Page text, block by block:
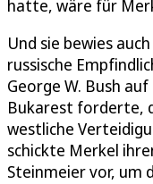
hatte, wäre für
Und sie bewies
russische
George W. Bush
Bukarest forderte,
westliche
schickte Merkel
Steinmeier vor, um